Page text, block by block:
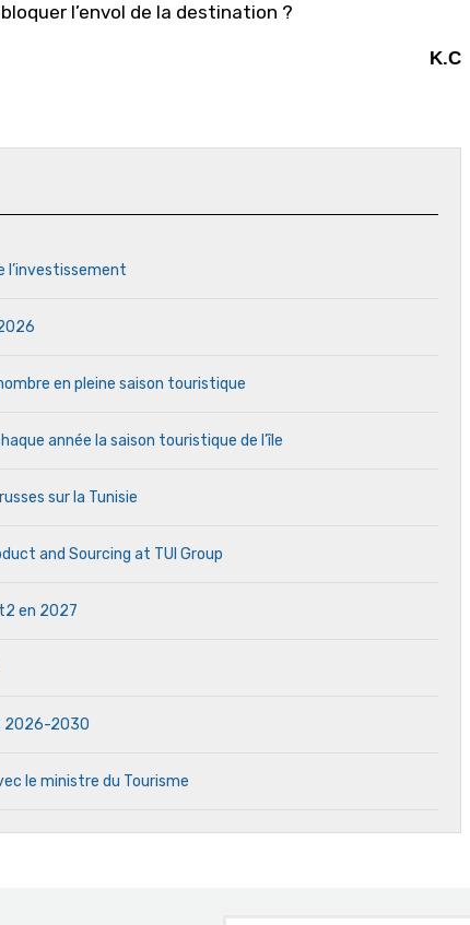
l’envol de la destination ?
K.C
l’investissement
en pleine saison touristique
année la saison touristique de l’île
sur la Tunisie
and Sourcing at TUI Group
en 2027
2026-2030
le ministre du Tourisme